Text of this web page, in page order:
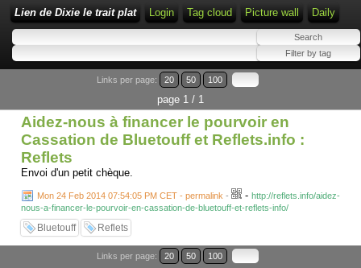
Lien de Dixie le trait plat Login Tag cloud Picture wall Daily
Links per page: 20 50 100
page 1 / 1
Aidez-nous à financer le pourvoir en
Cassation de Bluetouff et Reflets.info :
Reflets
Envoi d'un petit chèque.
Mon 24 Feb 2014 07:54:05 PM CET - permalink - - http://reflets.info/aidez-
nous-a-financer-le-pourvoir-en-cassation-de-bluetouff-et-reflets-info/
Bluetouff Reflets
Links per page: 20 50 100